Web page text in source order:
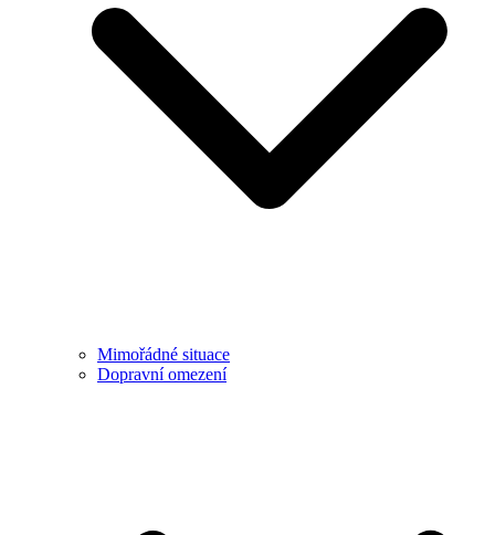
Mimořádné situace
Dopravní omezení